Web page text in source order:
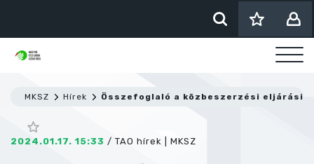
MKSZ Hírek Összefoglaló a közbeszerzési eljárási
2024.01.17. 15:33 / TAO hírek MKSZ